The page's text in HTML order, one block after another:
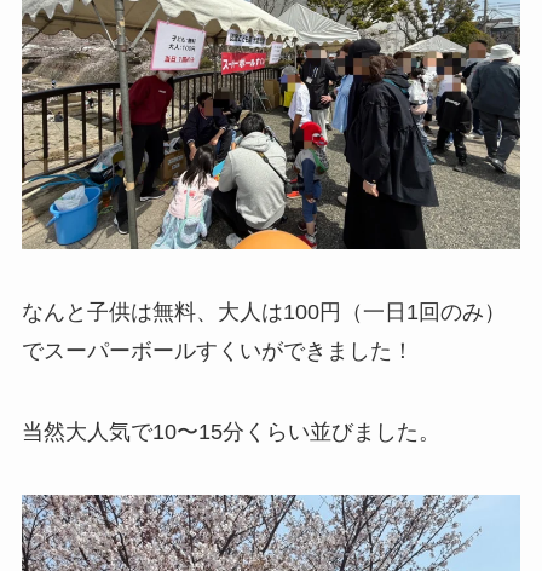
なんと子供は無料、大人は100円（一日1回のみ）
でスーパーボールすくいができました！
当然大人気で10〜15分くらい並びました。